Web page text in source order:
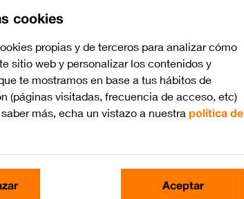
cookies
propias y de terceros para analizar cómo
sitio web y personalizar los contenidos y
te mostramos en base a tus hábitos de
(páginas visitadas, frecuencia de acceso, etc)
más, echa un vistazo a nuestra política de
Aceptar